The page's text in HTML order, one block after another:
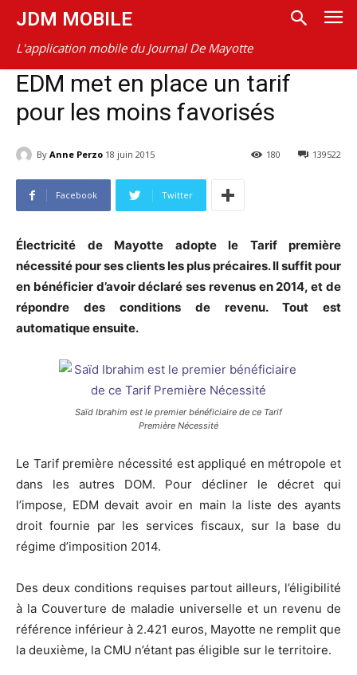
JDM MOBILE
L'application mobile du Journal De Mayotte
EDM met en place un tarif
pour les moins favorisés
By Anne Perzo 18 juin 2015 139522
180
Facebook Twitter
Électricité de Mayotte adopte le Tarif première
nécessité pour ses clients les plus précaires. Il suffit pour
en bénéficier d’avoir déclaré ses revenus en 2014, et de
répondre des conditions de revenu. Tout est
automatique ensuite.
Saïd Ibrahim est le premier bénéficiaire de ce Tarif
Première Nécessité
Le Tarif première nécessité est appliqué en métropole et
dans les autres DOM. Pour décliner le décret qui
l’impose, EDM devait avoir en main la liste des ayants
droit fournie par les services fiscaux, sur la base du
régime d’imposition 2014.
Des deux conditions requises partout ailleurs, l’éligibilité
à la Couverture de maladie universelle et un revenu de
référence inférieur à 2.421 euros, Mayotte ne remplit que
la deuxième, la CMU n’étant pas éligible sur le territoire.